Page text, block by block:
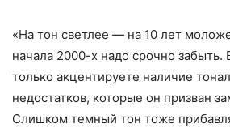
«На тон светлее — на 10 лет
начала 2000-х надо срочно забыть.
только акцентируете наличие
недостатков, которые он призван
Слишком темный тон тоже